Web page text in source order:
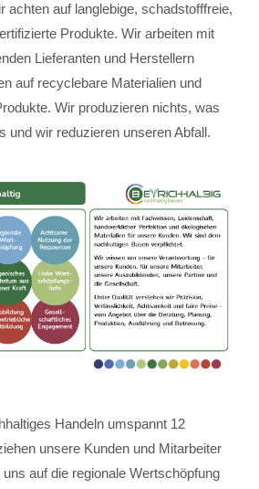
achten auf langlebige, schadstofffreie,
Produkte. Wir arbeiten mit
Lieferanten und Herstellern
auf recyclebare Materialien und
Wir produzieren nichts, was
und wir reduzieren unseren Abfall.
Handeln umspannt 12
unsere Kunden und Mitarbeiter
auf die regionale Wertschöpfung